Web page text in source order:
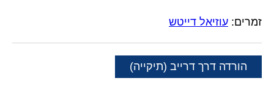
זמרים: עוזיאל דייטש
הורדה דרך דרייב (תיקייה)